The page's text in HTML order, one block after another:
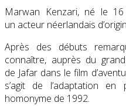
Marwan Kenzari, né le
un acteur néerlandais
Après des débuts
connaître, auprès du
de Jafar dans le film
s’agit de l’adaptation
homonyme de 1992.